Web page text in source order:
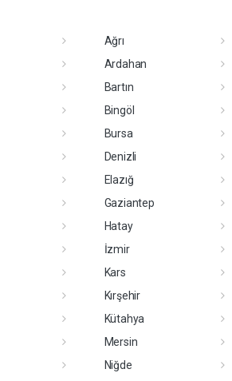
Ağrı
Ardahan
Bartın
Bingöl
Bursa
Denizli
Elazığ
Gaziantep
Hatay
İzmir
Kars
Kırşehir
Kütahya
Mersin
Niğde